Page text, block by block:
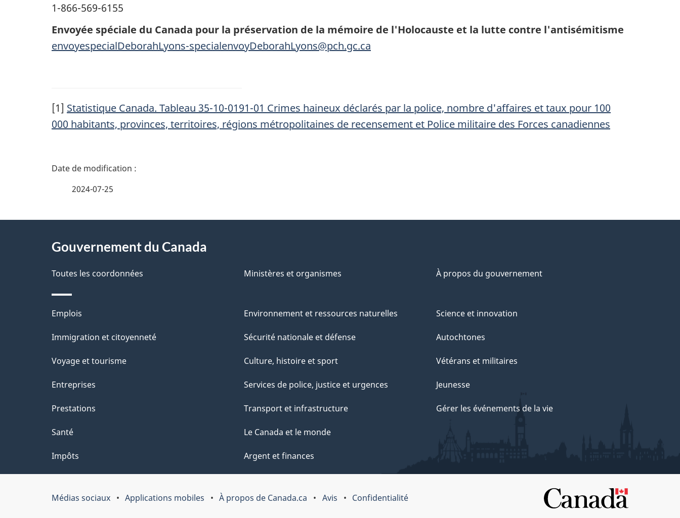
1-866-569-6155
Envoyée spéciale du Canada pour la préservation de la mémoire de l'Holocauste et la lutte contre l'antisémitisme
envoyespecialDeborahLyons-specialenvoyDeborahLyons@pch.gc.ca
[1] Statistique Canada. Tableau 35-10-0191-01 Crimes haineux déclarés par la police, nombre d'affaires et taux pour 100
000 habitants, provinces, territoires, régions métropolitaines de recensement et Police militaire des Forces canadiennes
D
a
s
d
e
l
a
p
a
g
e
2024-07-25
proposGouvernement du Canada
Toutes les coordonnées Ministères et organismes À propos du gouvernement
Thèmes
et
Emplois
Immigration et citoyenneté
Voyage et tourisme
Entreprises
Prestations
Santé
Impôts
Environnement et ressources naturelles
Sécurité nationale et défense
Culture, histoire et sport
Services de police, justice et urgences
Transport et infrastructure
Le Canada et le monde
Argent et finances
Science et innovation
Autochtones
Vétérans et militaires
Jeunesse
Gérer les événements de la vie
Organisation
Médias sociaux Applications mobiles À propos de Canada.ca Avis Confidentialité